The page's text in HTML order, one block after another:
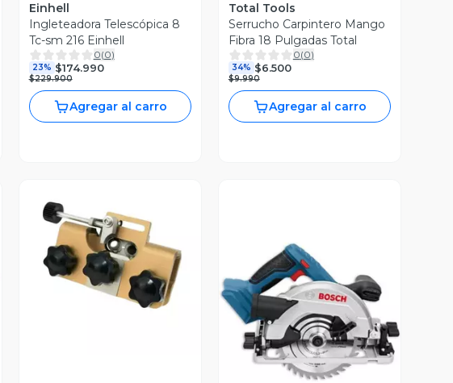
Einhell
Ingleteadora Telescópica 8
Tc-sm 216 Einhell
0(0)
23% $174.990
$229.900
Agregar al carro
Total Tools
Serrucho Carpintero Mango
Fibra 18 Pulgadas Total
0(0)
34% $6.500
$9.990
Agregar al carro
Vista Previa
Vista Previa